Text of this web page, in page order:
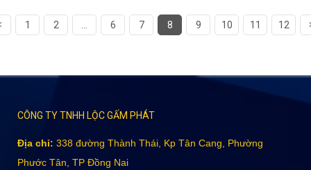
1 2 6 7 8 9 10 11 12
CÔNG TY TNHH LỘC GẤM PHÁT
Địa chỉ: 338 đường Thành Thái, Kp Tân Cang, Phường
Phước Tân, TP Đồng Nai